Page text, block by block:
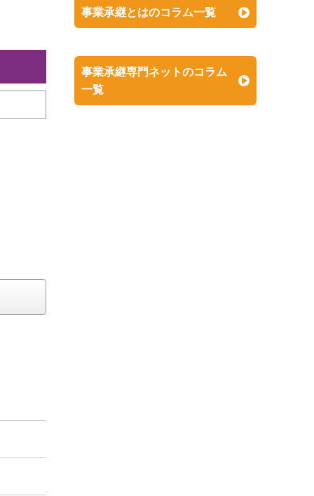
事業承継とはのコラム一覧
事業承継専門ネットのコラム
一覧